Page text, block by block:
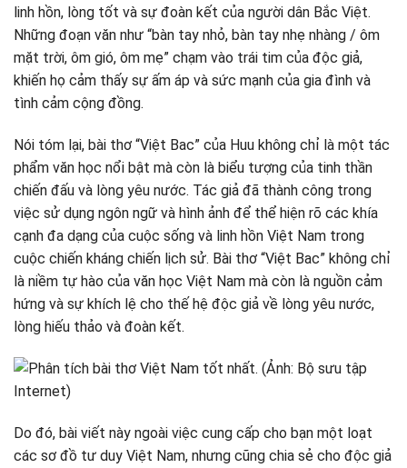
linh hồn, lòng tốt và sự đoàn kết của người dân Bắc Việt.
Những đoạn văn như “bàn tay nhỏ, bàn tay nhẹ nhàng / ôm
mặt trời, ôm gió, ôm mẹ” chạm vào trái tim của độc giả,
khiến họ cảm thấy sự ấm áp và sức mạnh của gia đình và
tình cảm cộng đồng.
Nói tóm lại, bài thơ “Việt Bac” của Huu không chỉ là một tác
phẩm văn học nổi bật mà còn là biểu tượng của tinh thần
chiến đấu và lòng yêu nước. Tác giả đã thành công trong
việc sử dụng ngôn ngữ và hình ảnh để thể hiện rõ các khía
cạnh đa dạng của cuộc sống và linh hồn Việt Nam trong
cuộc chiến kháng chiến lịch sử. Bài thơ “Việt Bac” không chỉ
là niềm tự hào của văn học Việt Nam mà còn là nguồn cảm
hứng và sự khích lệ cho thế hệ độc giả về lòng yêu nước,
lòng hiếu thảo và đoàn kết.
Do đó, bài viết này ngoài việc cung cấp cho bạn một loạt
các sơ đồ tư duy Việt Nam, nhưng cũng chia sẻ cho độc giả